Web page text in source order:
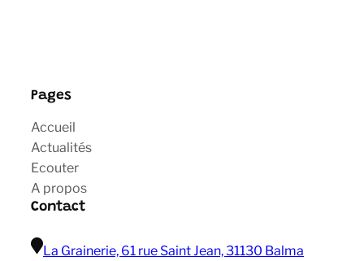
Pages
Accueil
Actualités
Ecouter
A propos
Contact
La Grainerie, 61 rue Saint Jean, 31130 Balma